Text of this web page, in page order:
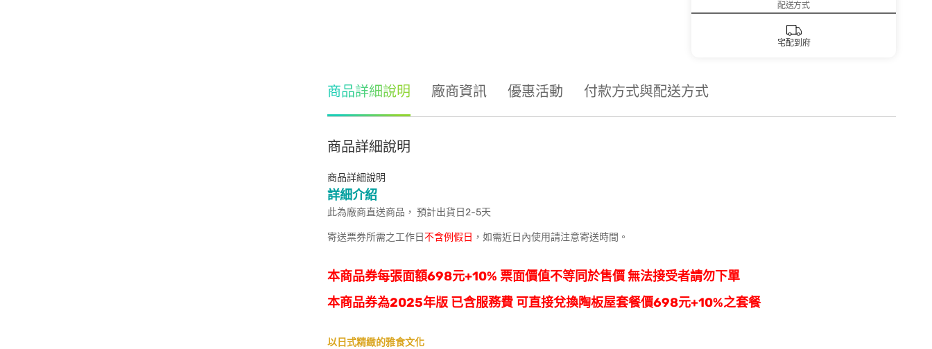
配送方式
宅配到府
商品詳細說明 廠商資訊 優惠活動 付款方式與配送方式
商品詳細說明
商品詳細說明
詳細介紹
此為廠商直送商品， 預計出貨日2-5天
寄送票券所需之工作日不含例假日 ，如需近日內使用請注意寄送時間。
本商品券每張面額698元+10% 票面價值不等同於售價 無法接受者請勿下單
本商品券為2025年版 已含服務費 可直接兌換陶板屋套餐價698元+10%之套餐
以日式精緻的雅食文化